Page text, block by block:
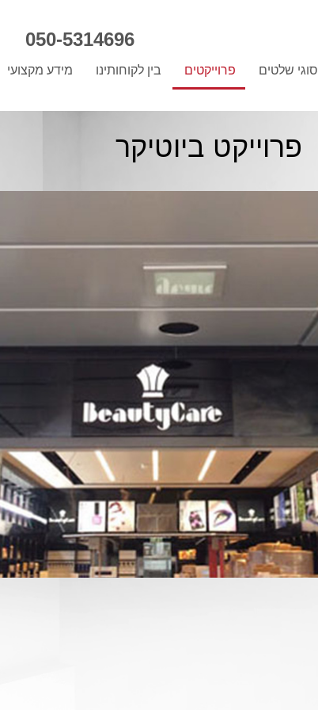
סוגי שלטים פרוייקטים בין לקוחותינו מידע מקצועי
050-5314696
פרוייקט ביוטיקר